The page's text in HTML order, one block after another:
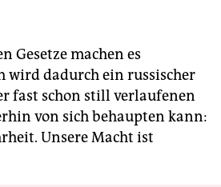
Gesetze machen es
wird dadurch ein russischer
fast schon still verlaufenen
von sich behaupten kann:
Unsere Macht ist